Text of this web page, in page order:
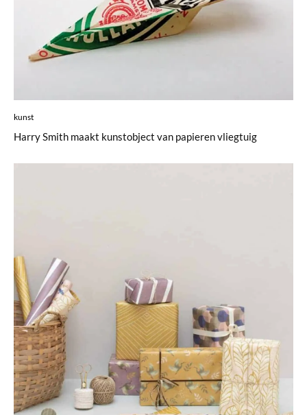
kunst
Harry Smith maakt kunstobject van papieren vliegtuig